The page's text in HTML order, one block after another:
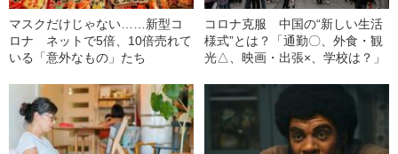
マスクだけじゃない……新型コ
ロナ ネットで5倍、10倍売れて
いる「意外なもの」たち
コロナ克服 中国の“新しい生活
様式”とは？「通勤〇、外食・観
光△、映画・出張×、学校は？」